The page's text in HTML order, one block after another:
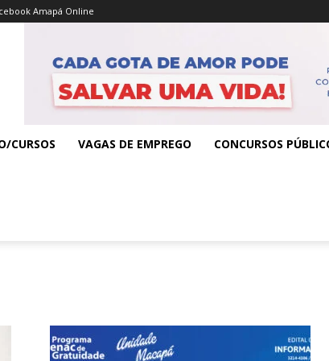
Amapá Online
CURSOS VAGAS DE EMPREGO CONCURSOS